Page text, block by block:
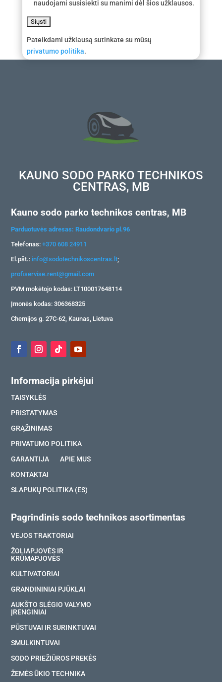
naudojami susisiekti su manimi dėl šios užklausos.
Pateikdami užklausą sutinkate su mūsų
privatumo politika.
KAUNO SODO PARKO TECHNIKOS
CENTRAS, MB
Kauno sodo parko technikos centras, MB
Parduotuvės adresas: Raudondvario pl.96
Telefonas:+370 608 24911
El.pšt.: info@sodotechnikoscentras.lt;
profiservise.rent@gmail.com
PVM mokėtojo kodas: LT100017648114
Įmonės kodas: 306368325
Chemijos g. 27C-62, Kaunas, Lietuva
Informacija pirkėjui
TAISYKLĖS
PRISTATYMAS
GRĄŽINIMAS
PRIVATUMO POLITIKA
GARANTIJA
APIE MUS
KONTAKTAI
SLAPUKŲ POLITIKA (ES)
Pagrindinis sodo technikos asortimentas
VEJOS TRAKTORIAI
ŽOLIAPJOVĖS IR
KRŪMAPJOVĖS
KULTIVATORIAI
GRANDININIAI PJŪKLAI
AUKŠTO SLĖGIO VALYMO
ĮRENGINIAI
PŪSTUVAI IR SURINKTUVAI
SMULKINTUVAI
SODO PRIEŽIŪROS PREKĖS
ŽEMĖS ŪKIO TECHNIKA